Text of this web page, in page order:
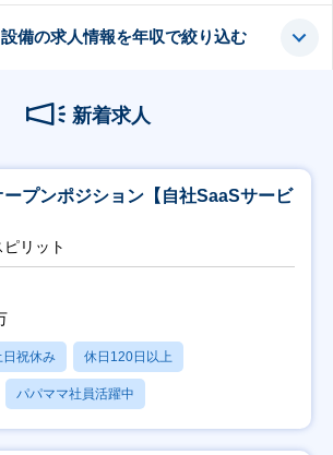
備の求人情報を年収で絞り込む
新着求人
プンポジション【自社SaaSサービ
リット
日祝休み 休日120日以上
パパママ社員活躍中